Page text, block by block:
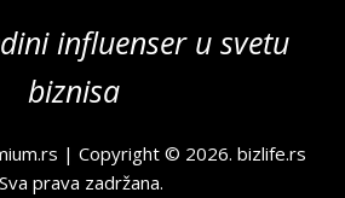
influenser u svetu
biznisa
| Copyright © 2026.bizlife.rs
prava zadržana.